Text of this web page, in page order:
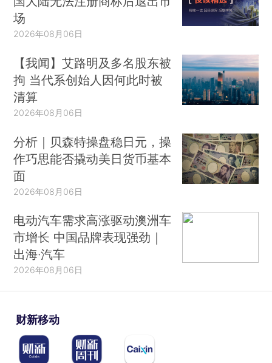
场
2026年08月06日
【我闻】艾路明及多名股东被
拘 当代系创始人因何此时被
清算
2026年08月06日
分析｜贝森特操盘稳日元，操
作巧思能否撬动美日货币基本
面
2026年08月06日
电动汽车需求高涨驱动澳洲车
市增长 中国品牌表现强劲｜
出海·汽车
2026年08月06日
财新移动